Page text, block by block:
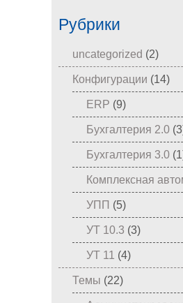
Рубрики
uncategorized (2)
Конфигурации (14)
ERP (9)
Бухгалтерия 2.0
Бухгалтерия 3.0
Комплексная
УПП (5)
УТ 10.3 (3)
УТ 11 (4)
Темы (22)